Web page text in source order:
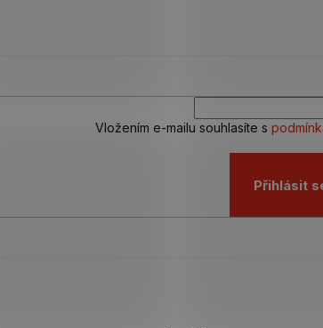
Vložením e-mailu souhlasíte s
Přihlásit